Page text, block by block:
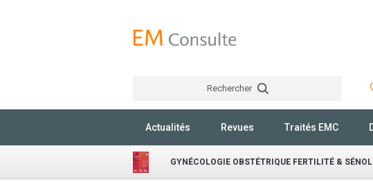
Rechercher
Actualités Revues Traités EMC
GYNÉCOLOGIE OBSTÉTRIQUE FERTILITÉ &